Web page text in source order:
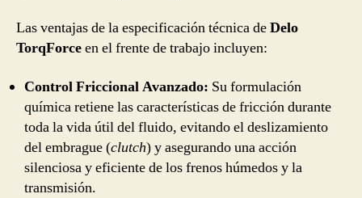
Las ventajas de la especificación técnica deDelo
TorqForceen el frente de trabajo incluyen:
Control Friccional Avanzado: Su formulación
química retiene las características de fricción durante
toda la vida útil del fluido, evitando el deslizamiento
del embrague (clutch) y asegurando una acción
silenciosa y eficiente de los frenos húmedos y la
transmisión.